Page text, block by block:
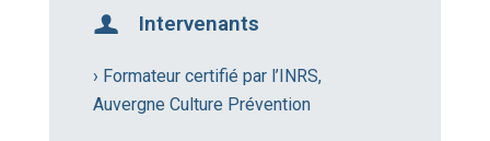
Intervenants
› Formateur certifié par l’INRS,
Auvergne Culture Prévention